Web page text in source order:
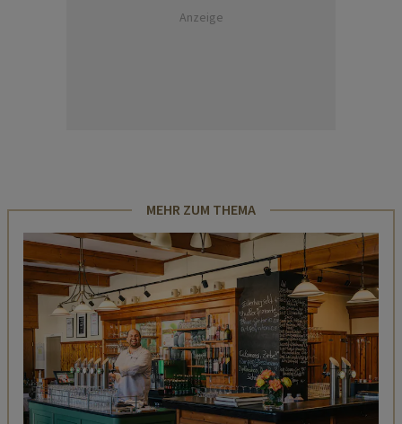
Anzeige
MEHR ZUM THEMA